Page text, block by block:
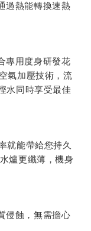
過熱能轉換速熱
專用度身研發花
氣加壓技術，流
水同時享受最佳
就能帶給您持久
爐更纖薄，機身
侵蝕，無需擔心